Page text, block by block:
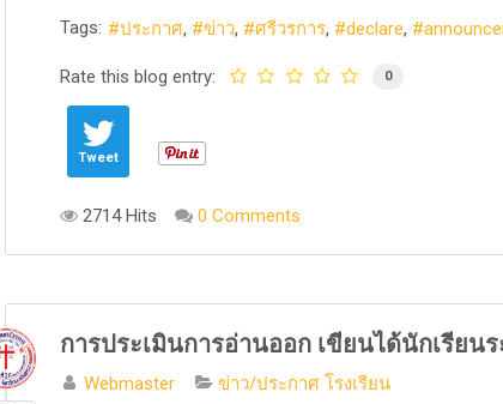
Tags:
ประกาศ ข่าว ศรีวรการ declare
Rate this blog entry: 0
Tweet
2714 Hits 0 Comments
การประเมินการอ่านออก เขียนได้นักเรียน
Webmaster ข่าว/ประกาศ โรงเรียน